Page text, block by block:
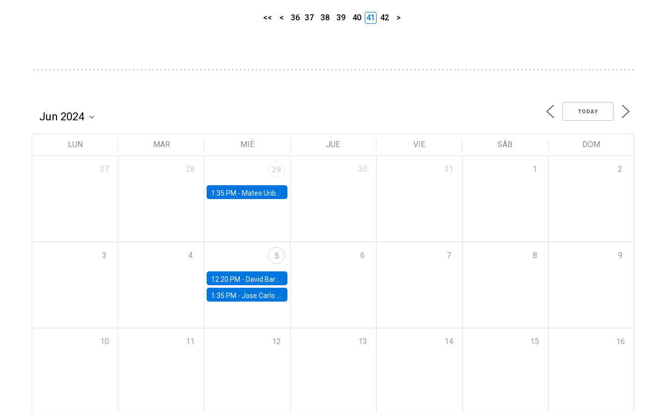
<< < 36 37 38 39 40 41 42 >
TODAY
LUN MAR MIÉ JUE VIE SÁB DOM
27 28 29
1:35 PM - Mateo Uribe-Castro, Universidad de los Andes (Colombia)
30 31 1 2
3 4 5
12:20 PM - David Bardey, Universidad de los Andes - CEDE
1:35 PM -Jose Carlo Bermudez, UC (ME) & World Bank
6 7 8 9
10 11 12 13 14 15 16